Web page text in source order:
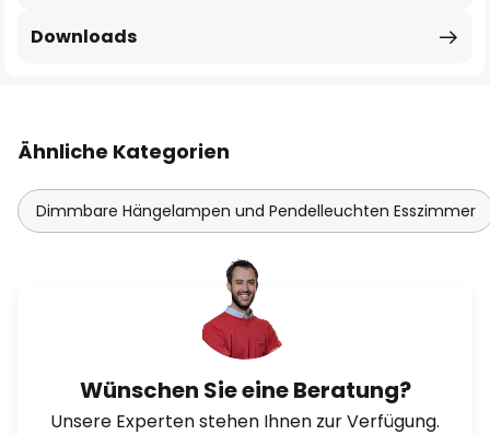
Downloads
Ähnliche Kategorien
Dimmbare Hängelampen und Pendelleuchten Esszimmer
Wünschen Sie eine Beratung?
Unsere Experten stehen Ihnen zur Verfügung.